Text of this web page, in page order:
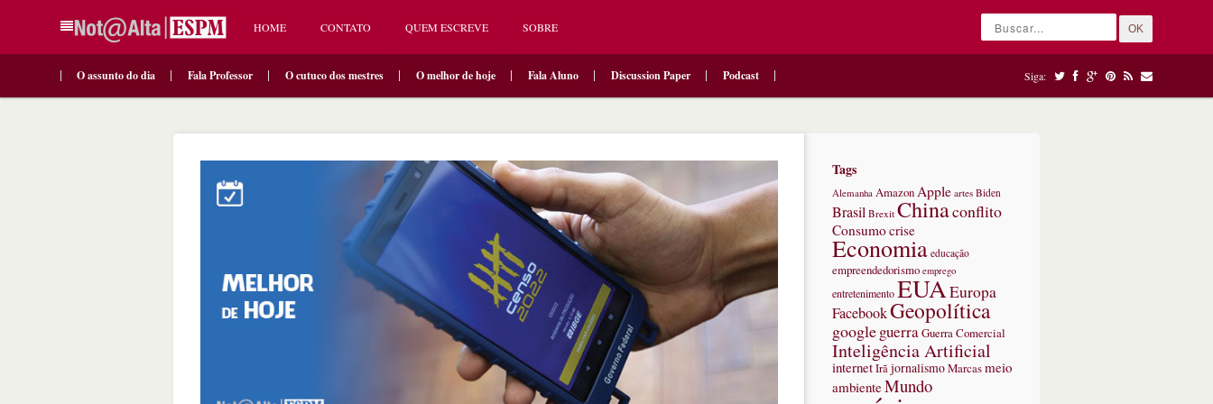
HOME CONTATO QUEM ESCREVE SOBRE OK
O assunto do dia Fala Professor O cutuco dos mestres O melhor de hoje Fala Aluno Discussion Paper Podcast Siga:
Tags
Alemanha Amazon Apple artes Biden
Brasil Brexit Chinaconflito
Consumocrise
Economia educação
empreendedorismo emprego
entretenimentoEUAEuropa
FacebookGeopolítica
googleguerraGuerra Comercial
Inteligência Artificial
internetIrãjornalismoMarcasmeio
ambienteMundo